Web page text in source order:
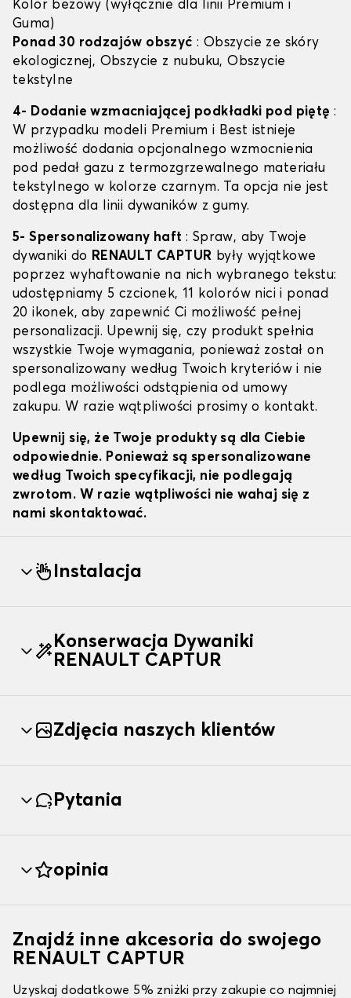
Kolor beżowy (wyłącznie dla linii Premium i
Guma)
Ponad 30 rodzajów obszyć : Obszycie ze skóry
ekologicznej, Obszycie z nubuku, Obszycie
tekstylne
4- Dodanie wzmacniającej podkładki pod piętę :
W przypadku modeli Premium i Best istnieje
możliwość dodania opcjonalnego wzmocnienia
pod pedał gazu z termozgrzewalnego materiału
tekstylnego w kolorze czarnym. Ta opcja nie jest
dostępna dla linii dywaników z gumy.
5- Spersonalizowany haft : Spraw, aby Twoje
dywaniki do RENAULT CAPTUR były wyjątkowe
poprzez wyhaftowanie na nich wybranego tekstu:
udostępniamy 5 czcionek, 11 kolorów nici i ponad
20 ikonek, aby zapewnić Ci możliwość pełnej
personalizacji. Upewnij się, czy produkt spełnia
wszystkie Twoje wymagania, ponieważ został on
spersonalizowany według Twoich kryteriów i nie
podlega możliwości odstąpienia od umowy
zakupu. W razie wątpliwości prosimy o kontakt.
Upewnij się, że Twoje produkty są dla Ciebie
odpowiednie. Ponieważ są spersonalizowane
według Twoich specyfikacji, nie podlegają
zwrotom. W razie wątpliwości nie wahaj się z
nami skontaktować.
Instalacja
Konserwacja Dywaniki
RENAULT CAPTUR
Zdjęcia naszych klientów
Pytania
opinia
Znajdź inne akcesoria do swojego
RENAULT CAPTUR
Uzyskaj dodatkowe 5% zniżki przy zakupie co najmniej